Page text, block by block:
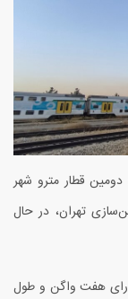
دومین قطار مترو شهر
تهران، در حال
شناخته می‌شود، دارای هفت واگن و طول